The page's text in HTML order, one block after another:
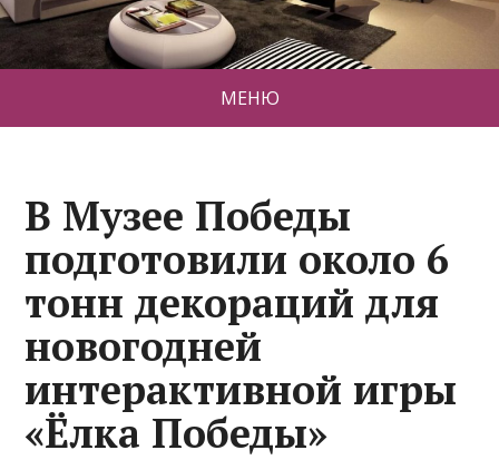
МЕНЮ
В Музее Победы
подготовили около 6
тонн декораций для
новогодней
интерактивной игры
«Ёлка Победы»